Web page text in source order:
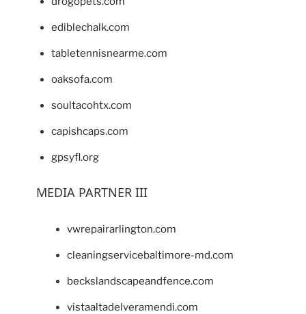
ediblechalk.com
tabletennisnearme.com
oaksofa.com
soultacohtx.com
capishcaps.com
gpsyfl.org
MEDIA PARTNER III
vwrepairarlington.com
cleaningservicebaltimore-md.com
beckslandscapeandfence.com
vistaaltadelveramendi.com